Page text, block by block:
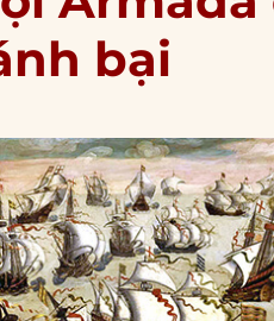
bại